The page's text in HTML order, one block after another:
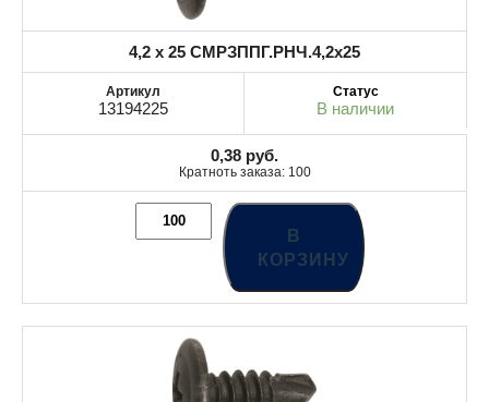
4,2 x 25 СМРЗППГ.РНЧ.4,2x25
13194225 В наличии
0,38 руб.
Кратноть заказа: 100
В
КОРЗИНУ